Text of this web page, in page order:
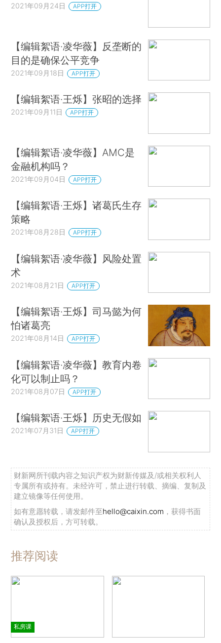
2021年09月24日 APP打开
【编辑絮语·凌华薇】反垄断的
目的是确保公平竞争
2021年09月18日 APP打开
【编辑絮语·王烁】张昭的选择
2021年09月11日 APP打开
【编辑絮语·凌华薇】AMC是
金融机构吗？
2021年09月04日 APP打开
【编辑絮语·王烁】诸葛氏生存
策略
2021年08月28日 APP打开
【编辑絮语·凌华薇】风险处置
术
2021年08月21日 APP打开
【编辑絮语·王烁】司马懿为何
怕诸葛亮
2021年08月14日 APP打开
【编辑絮语·凌华薇】教育内卷
化可以制止吗？
2021年08月07日 APP打开
【编辑絮语·王烁】历史无假如
2021年07月31日 APP打开
财新网所刊载内容之知识产权为财新传媒及/或相关权利人
专属所有或持有。未经许可，禁止进行转载、摘编、复制及
建立镜像等任何使用。
如有意愿转载，请发邮件至hello@caixin.com ，获得书面
确认及授权后，方可转载。
推荐阅读
私房课